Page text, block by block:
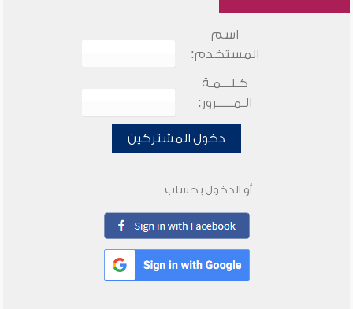
اسم
المستخدم:
كـلـــمـة
الـمـــــرور:
دخول المشتركين
أو الدخول بحساب